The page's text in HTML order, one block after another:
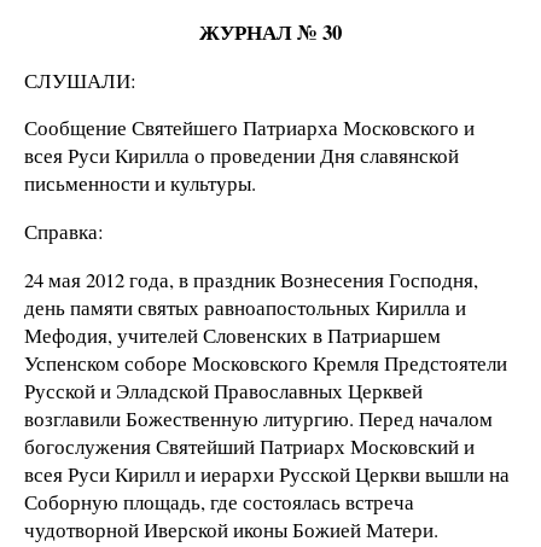
ЖУРНАЛ № 30
СЛУШАЛИ:
Сообщение Святейшего Патриарха Московского и
всея Руси Кирилла о проведении Дня славянской
письменности и культуры.
Справка:
24 мая 2012 года, в праздник Вознесения Господня,
день памяти святых равноапостольных Кирилла и
Мефодия, учителей Словенских в Патриаршем
Успенском соборе Московского Кремля Предстоятели
Русской и Элладской Православных Церквей
возглавили Божественную литургию. Перед началом
богослужения Святейший Патриарх Московский и
всея Руси Кирилл и иерархи Русской Церкви вышли на
Соборную площадь, где состоялась встреча
чудотворной Иверской иконы Божией Матери.